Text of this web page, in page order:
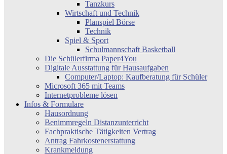
Tanzkurs
Wirtschaft und Technik
Planspiel Börse
Technik
Spiel & Sport
Schulmannschaft Basketball
Die Schülerfirma Paper4You
Digitale Ausstattung für Hausaufgaben
Computer/Laptop: Kaufberatung für Schüler
Microsoft 365 mit Teams
Internetprobleme lösen
Infos & Formulare
Hausordnung
Benimmregeln Distanzunterricht
Fachpraktische Tätigkeiten Vertrag
Antrag Fahrkostenerstattung
Krankmeldung